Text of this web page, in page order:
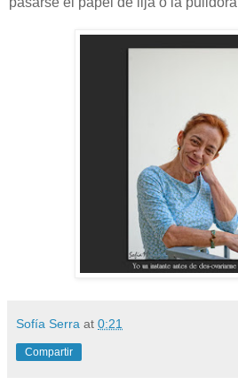
Sofía Serra at 0:21
Compartir